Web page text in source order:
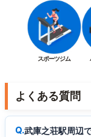
スポーツジム
よくある質問
武庫之荘駅周辺